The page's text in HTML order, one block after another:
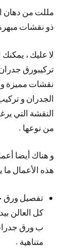
مللت من دهان
ذو نقشات
لا عليك ،
تركيبورق
نقشات مميزة
الجدران و
النقشة التي
من نوعها .
و هناك أيضا
هذه الأعمال ما
تفصيل ورق
كل العالن
ب ورق
متناهية .